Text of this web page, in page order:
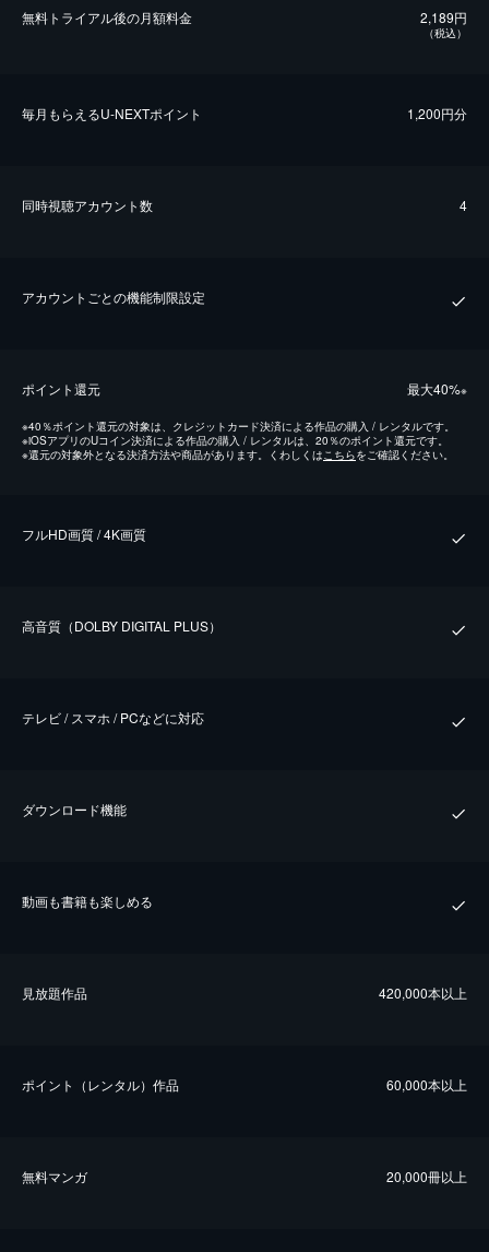
無料トライアル後の⽉額料金 2,189円
（税込）
毎⽉もらえるU-NEXTポイント 1,200円分
同時視聴アカウント数 4
アカウントごとの機能制限設定
ポイント還元 最⼤40%※
※40％ポイント還元の対象は、クレジットカード決済による作品の購入 / レンタルです。
※iOSアプリのUコイン決済による作品の購入 / レンタルは、20％のポイント還元です。
※還元の対象外となる決済方法や商品があります。くわしくは こちらをご確認ください。
フルHD画質 / 4K画質
⾼⾳質（DOLBY DIGITAL PLUS）
テレビ / スマホ / PCなどに対応
ダウンロード機能
動画も書籍も楽しめる
⾒放題作品 420,000本以上
ポイント（レンタル）作品 60,000本以上
無料マンガ 20,000冊以上